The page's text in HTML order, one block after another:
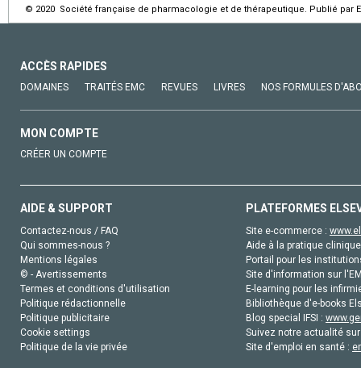
© 2020 Société française de pharmacologie et de thérapeutique. Publié par
ACCÈS RAPIDES
DOMAINES TRAITÉS EMC REVUES LIVRES NOS FORMULES
MON COMPTE
CRÉER UN COMPTE
AIDE & SUPPORT
Contactez-nous / FAQ
Qui sommes-nous ?
Mentions légales
© - Avertissements
Termes et conditions d'utilisation
Politique rédactionnelle
Politique publicitaire
Cookie settings
Politique de la vie privée
PLATEFORMES
Site e-commerce :
Aide à la pratique
Portail pour les
Site d'information sur
E-learning pour les
Bibliothèque d'e-books
Blog special IFSI :
Suivez notre actualité
Site d'emploi en santé :